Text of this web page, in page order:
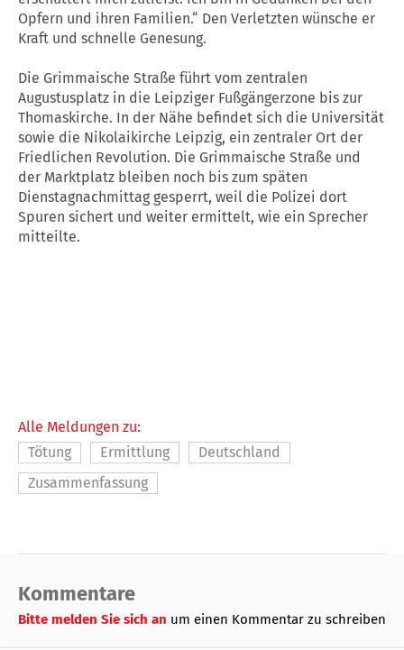
Opfern und ihren Familien.“ Den Verletzten wünsche er
Kraft und schnelle Genesung.
Die Grimmaische Straße führt vom zentralen
Augustusplatz in die Leipziger Fußgängerzone bis zur
Thomaskirche. In der Nähe befindet sich die Universität
sowie die Nikolaikirche Leipzig, ein zentraler Ort der
Friedlichen Revolution. Die Grimmaische Straße und
der Marktplatz bleiben noch bis zum späten
Dienstagnachmittag gesperrt, weil die Polizei dort
Spuren sichert und weiter ermittelt, wie ein Sprecher
mitteilte.
Alle Meldungen zu:
Tötung
Ermittlung
Deutschland
Zusammenfassung
Kommentare
Bitte melden Sie sich an um einen Kommentar zu schreiben